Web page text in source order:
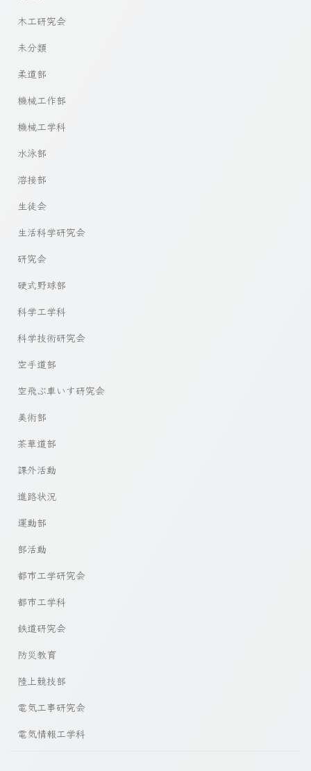
木工研究会
未分類
柔道部
機械工作部
機械工学科
水泳部
溶接部
生徒会
生活科学研究会
研究会
硬式野球部
科学工学科
科学技術研究会
空手道部
空飛ぶ車いす研究会
美術部
茶華道部
課外活動
進路状況
運動部
部活動
都市工学研究会
都市工学科
鉄道研究会
防災教育
陸上競技部
電気工事研究会
電気情報工学科